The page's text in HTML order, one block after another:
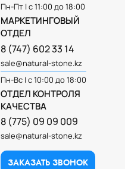
Пн-Пт | с 11:00 до 18:00
МАРКЕТИНГОВЫЙ
ОТДЕЛ
8 (747) 602 33 14
sale@natural-stone.kz
Пн-Вс | с 10:00 до 18:00
ОТДЕЛ КОНТРОЛЯ
КАЧЕСТВА
8 (775) 09 09 009
sale@natural-stone.kz
ЗАКАЗАТЬ ЗВОНОК